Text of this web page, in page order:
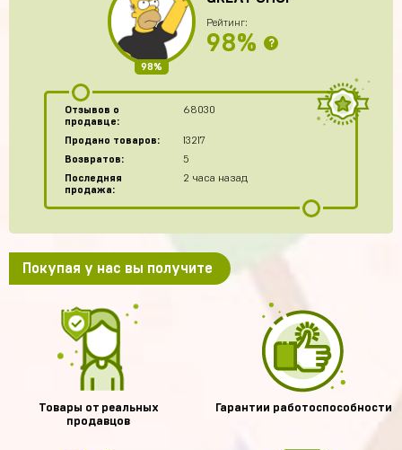
98%
Рейтинг:
98% ?
Отзывов о
продавце:
68030
Продано товаров:
13217
Возвратов:
5
Последняя
продажа:
2 часа назад
Покупая у нас вы получите
Товары от реальных
продавцов
Гарантии работоспособности